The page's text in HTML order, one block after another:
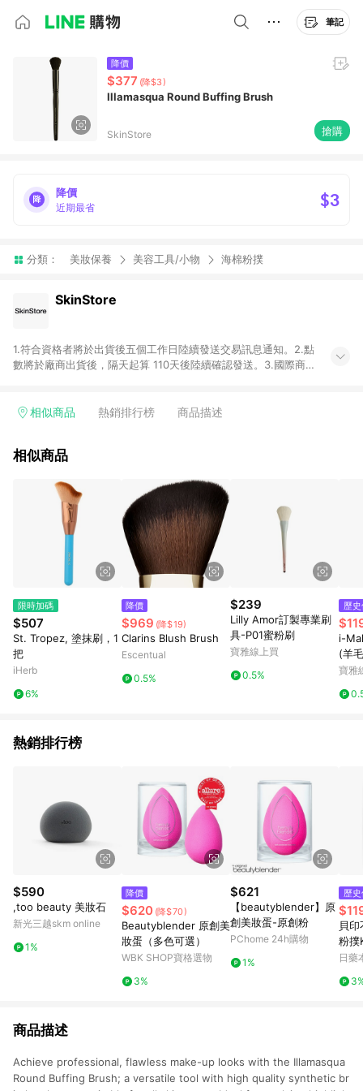
筆記
降價
$377 (降$3)
Illamasqua Round Buffing Brush
SkinStore 搶購
降價
近期最省 $3
分類： 美妝保養 美容工具/小物 海棉粉撲
SkinStore
1.符合資格者將於出貨後五個工作日陸續發送交易訊息通知。2.點
數將於廠商出貨後，隔天起算 110天後陸續確認發送。3.國際商家
點上限將以「訂單總金額」計算。6.若於商家App下單，不符合
相似商品 熱銷排行榜 商品描述
相似商品
限時加碼
$507
St. Tropez, 塗抹刷，1
把
iHerb
6%
降價
$969 (降$19)
Clarins Blush Brush
Escentual
0.5%
$239
Lilly Amor訂製專業刷
具-P01蜜粉刷
寶雅線上買
0.5%
歷
i-
(羊
寶雅
熱銷排行榜
$590
,too beauty 美妝石
新光三越skm online
1%
降價
$620 (降$70)
Beautyblender 原創美
妝蛋（多色可選）
WBK SHOP寶格選物
3%
$621
【beautyblender】原
創美妝蛋-原創粉
PChome 24h購物
1%
歷
貝
粉撲
日藥
商品描述
Achieve professional, flawless make-up looks with the Illamasqua
Round Buffing Brush; a versatile tool with high quality synthetic br